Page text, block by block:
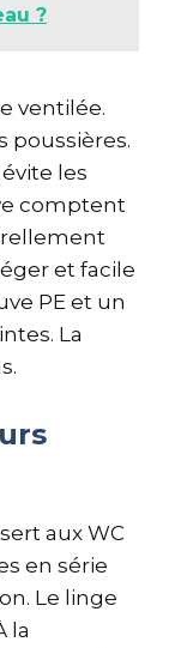
?
ventilée.
poussières.
les
comptent
et facile
PE et un
La
aux WC
en série
Le linge
la